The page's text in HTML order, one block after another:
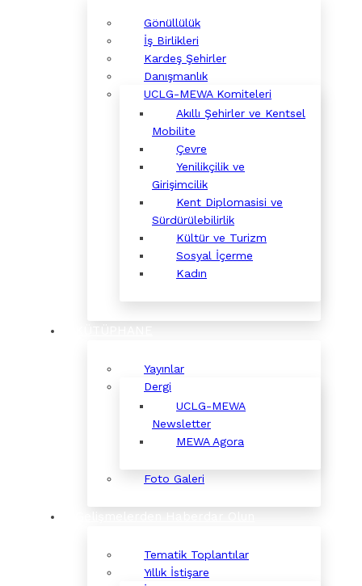
Gönüllülük
İş Birlikleri
Kardeş Şehirler
Danışmanlık
UCLG-MEWA Komiteleri
Akıllı Şehirler ve Kentsel
Mobilite
Çevre
Yenilikçilik ve
Girişimcilik
Kent Diplomasisi ve
Sürdürülebilirlik
Kültür ve Turizm
Sosyal İçerme
Kadın
Yayınlar
Dergi
UCLG-MEWA
Newsletter
MEWA Agora
Foto Galeri
Tematik Toplantılar
Yıllık İstişare